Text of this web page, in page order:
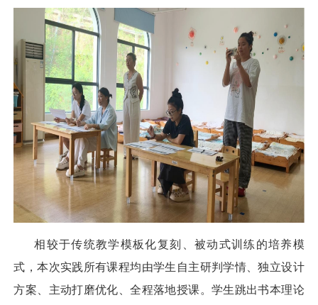
相较于传统教学模板化复刻、被动式训练的培养模
式，本次实践所有课程均由学生自主研判学情、独立设计
方案、主动打磨优化、全程落地授课。学生跳出书本理论